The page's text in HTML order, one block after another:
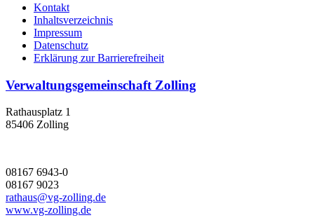
Kontakt
Inhaltsverzeichnis
Impressum
Datenschutz
Erklärung zur Barrierefreiheit
Verwaltungsgemeinschaft Zolling
Rathausplatz 1
85406 Zolling
08167 6943-0
08167 9023
rathaus@vg-zolling.de
www.vg-zolling.de